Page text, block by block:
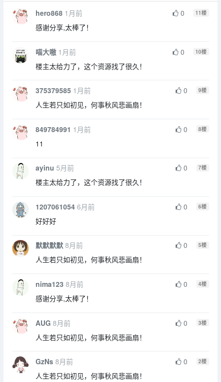
hero868 1月前 0 11楼
感谢分享,太棒了！
喵大嗷 1月前 0 10楼
楼主太给力了，这个资源找了很久！
375379585 1月前 0 9楼
人生若只如初见，何事秋风悲画扇！
849784991 1月前 0 8楼
11
ayinu 5月前 0 7楼
楼主太给力了，这个资源找了很久！
1207061054 6月前 0 6楼
好好好
默默默默 8月前 0 5楼
人生若只如初见，何事秋风悲画扇！
nima123 8月前 0 4楼
感谢分享,太棒了！
AUG 8月前 0 3楼
人生若只如初见，何事秋风悲画扇！
GzNs 8月前 0 2楼
人生若只如初见，何事秋风悲画扇！